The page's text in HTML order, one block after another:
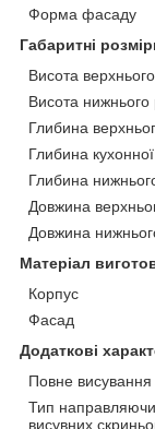
Форма фасаду
Габаритні
Висота
Висота нижнього
Глибина
Глибина кухонної
Глибина
Довжина
Довжина
Матеріал
Корпус
Фасад
Додаткові
Повне висування
Тип
висувних